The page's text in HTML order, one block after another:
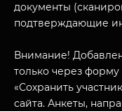
документы
подтверждающие
Внимание!
только через
«Сохранить
сайта. Анкеты,